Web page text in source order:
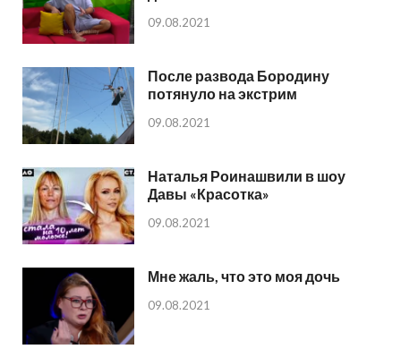
09.08.2021
После развода Бородину
потянуло на экстрим
09.08.2021
Наталья Роинашвили в шоу
Давы «Красотка»
09.08.2021
Мне жаль, что это моя дочь
09.08.2021